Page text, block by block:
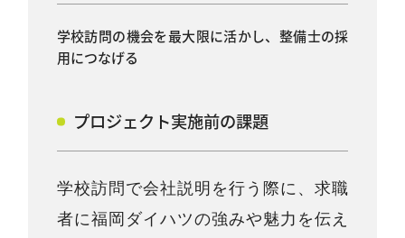
学校訪問の機会を最大限に活かし、整備士の採
用につなげる
プロジェクト実施前の課題
学校訪問で会社説明を行う際に、求職
者に福岡ダイハツの強みや魅力を伝え